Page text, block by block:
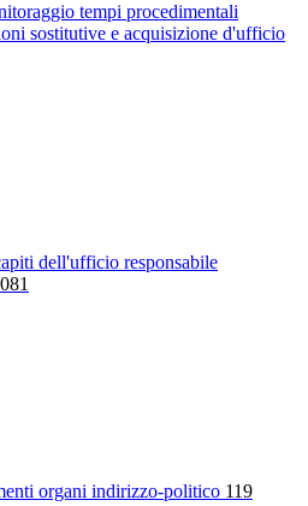
tempi procedimentali
sostitutive e acquisizione d'ufficio
dell'ufficio responsabile
organi indirizzo-politico 119